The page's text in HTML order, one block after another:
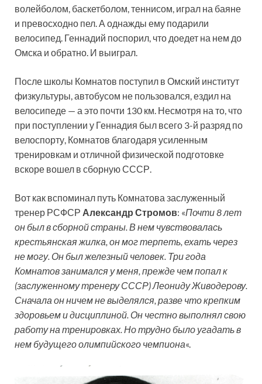
волейболом, баскетболом, теннисом, играл на баяне
и превосходно пел. А однажды ему подарили
велосипед. Геннадий поспорил, что доедет на нем до
Омска и обратно. И выиграл.
После школы Комнатов поступил в Омский институт
физкультуры, автобусом не пользовался, ездил на
велосипеде — а это почти 130 км. Несмотря на то, что
при поступлении у Геннадия был всего 3-й разряд по
велоспорту, Комнатов благодаря усиленным
тренировкам и отличной физической подготовке
вскоре вошел в сборную СССР.
Вот как вспоминал путь Комнатова заслуженный
тренер РСФСР Александр Стромов: «Почти 8 лет
он был в сборной страны. В нем чувствовалась
крестьянская жилка, он мог терпеть, ехать через
не могу. Он был железный человек. Три года
Комнатов занимался у меня, прежде чем попал к
(заслуженному тренеру СССР) Леониду Живодерову.
Сначала он ничем не выделялся, разве что крепким
здоровьем и дисциплиной. Он честно выполнял свою
работу на тренировках. Но трудно было угадать в
нем будущего олимпийского чемпиона«.